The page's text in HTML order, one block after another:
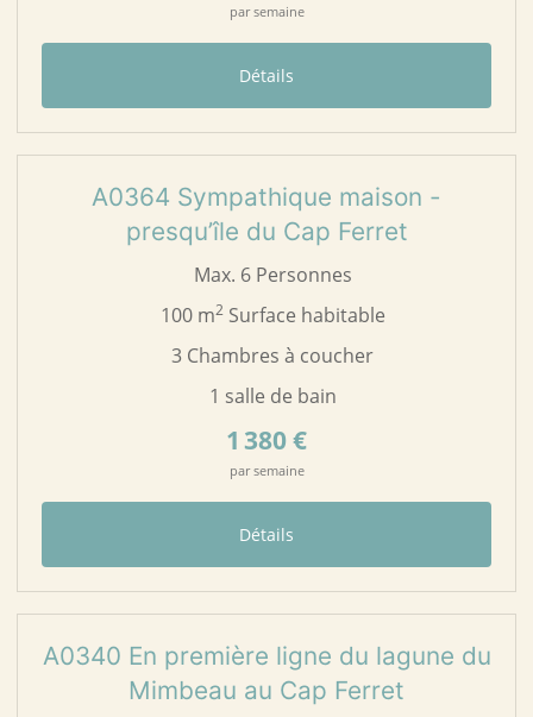
par semaine
Détails
12 A0364
A0364 Sympathique maison -
presqu’île du Cap Ferret
Max. 6 Personnes
100 m2Surface habitable
3 Chambres à coucher
1 salle de bain
1 380 €
par semaine
Détails
25 A0340
A0340 En première ligne du lagune du
Mimbeau au Cap Ferret